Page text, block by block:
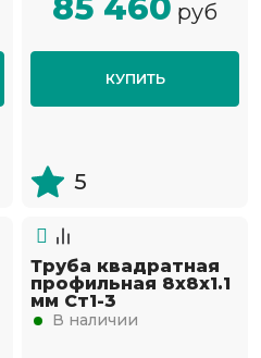
85 460 руб
КУПИТЬ
5
Труба квадратная
профильная 8х8х1.1
мм Ст1-3
В наличии